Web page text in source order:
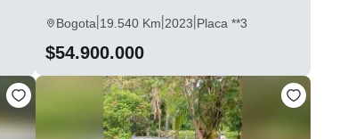
Bogota|19.540 Km|2023|Placa **3
$54.900.000